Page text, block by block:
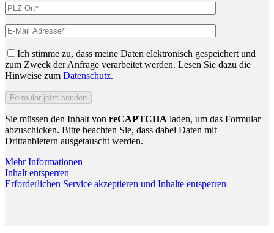
Ich stimme zu, dass meine Daten elektronisch gespeichert und
zum Zweck der Anfrage verarbeitet werden. Lesen Sie dazu die
Hinweise zum Datenschutz.
Sie müssen den Inhalt von reCAPTCHA laden, um das Formular
abzuschicken. Bitte beachten Sie, dass dabei Daten mit
Drittanbietern ausgetauscht werden.
Mehr Informationen
Inhalt entsperren
Erforderlichen Service akzeptieren und Inhalte entsperren